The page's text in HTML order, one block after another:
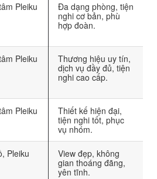
Pleiku
Đa dạng phòng, tiện
nghi cơ bản, phù
hợp đoàn.
Pleiku
Thương hiệu uy tín,
dịch vụ đầy đủ, tiện
nghi cao cấp.
Pleiku
Thiết kế hiện đại,
tiện nghi tốt, phục
vụ nhóm.
Pleiku
View đẹp, không
gian thoáng đãng,
yên tĩnh.